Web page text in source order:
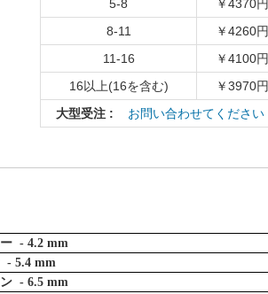
5-8
￥4370円
8-11
￥4260円
11-16
￥4100円
16以上(16を含む)
￥3970円
大型受注 : お問い合わせてください
- 4.2 mm
- 5.4 mm
- 6.5 mm